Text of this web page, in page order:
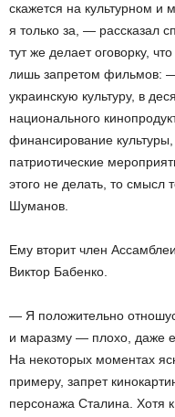
скажется на культурном и
я только за, — рассказал
тут же делает оговорку,
лишь запретом фильмов:
украинскую культуру, в
национального
финансирование
патриотические
этого не делать, то смысл
Шуманов.
Ему вторит член
Виктор Бабенко.
— Я положительно
и маразму — плохо, даже
На некоторых моментах
примеру, запрет
персонажа Сталина. Хотя